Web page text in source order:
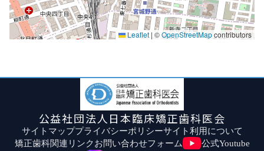
Leaflet | ©OpenStreetMapcontributors
公益社団法人日本臨床矯正歯科医会
サイトマッププライバシーポリシーサイト利用について
矯正歯科関連リンクお問い合わせフォーム 公式Youtube